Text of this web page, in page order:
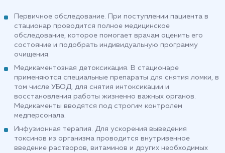
Первичное обследование. При поступлении пациента в
стационар проводится полное медицинское
обследование, которое помогает врачам оценить его
состояние и подобрать индивидуальную программу
очищения.
Медикаментозная детоксикация. В стационаре
применяются специальные препараты для снятия ломки, в
том числе УБОД, для снятия интоксикации и
восстановления работы жизненно важных органов.
Медикаменты вводятся под строгим контролем
медперсонала.
Инфузионная терапия. Для ускорения выведения
токсинов из организма проводится внутривенное
введение растворов, витаминов и других необходимых